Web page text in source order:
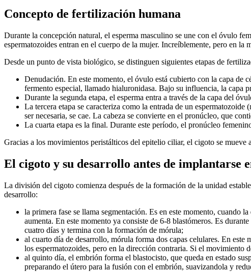
Concepto de fertilización humana
Durante la concepción natural, el esperma masculino se une con el óvulo
espermatozoides entran en el cuerpo de la mujer. Increíblemente, pero en
Desde un punto de vista biológico, se distinguen siguientes etapas de
Denudación. En este momento, el óvulo está cubierto con la capa de
fermento especial, llamado hialuronidasa. Bajo su influencia, la capa
Durante la segunda etapa, el esperma entra a través de la capa del
La tercera etapa se caracteriza como la entrada de un
ser necesaria, se cae. La cabeza se convierte en el pronúcleo, que
La cuarta etapa es la final. Durante este período, el pronúcleo
Gracias a los movimientos peristálticos del epitelio ciliar, el cigoto se mueve
El cigoto y su desarrollo antes de implantarse
La división del cigoto comienza después de la formación de la unidad
desarrollo:
la primera fase se llama segmentación. Es en este momento, cuando
aumenta. En este momento ya consiste de 6-8 blastómeros. Es
cuatro días y termina con la formación de mórula;
al cuarto día de desarrollo, mórula forma dos capas celulares. En
los espermatozoides, pero en la dirección contraria. Si el movimiento
al quinto día, el embrión forma el blastocisto, que queda en estado
preparando el útero para la fusión con el embrión, suavizandola y